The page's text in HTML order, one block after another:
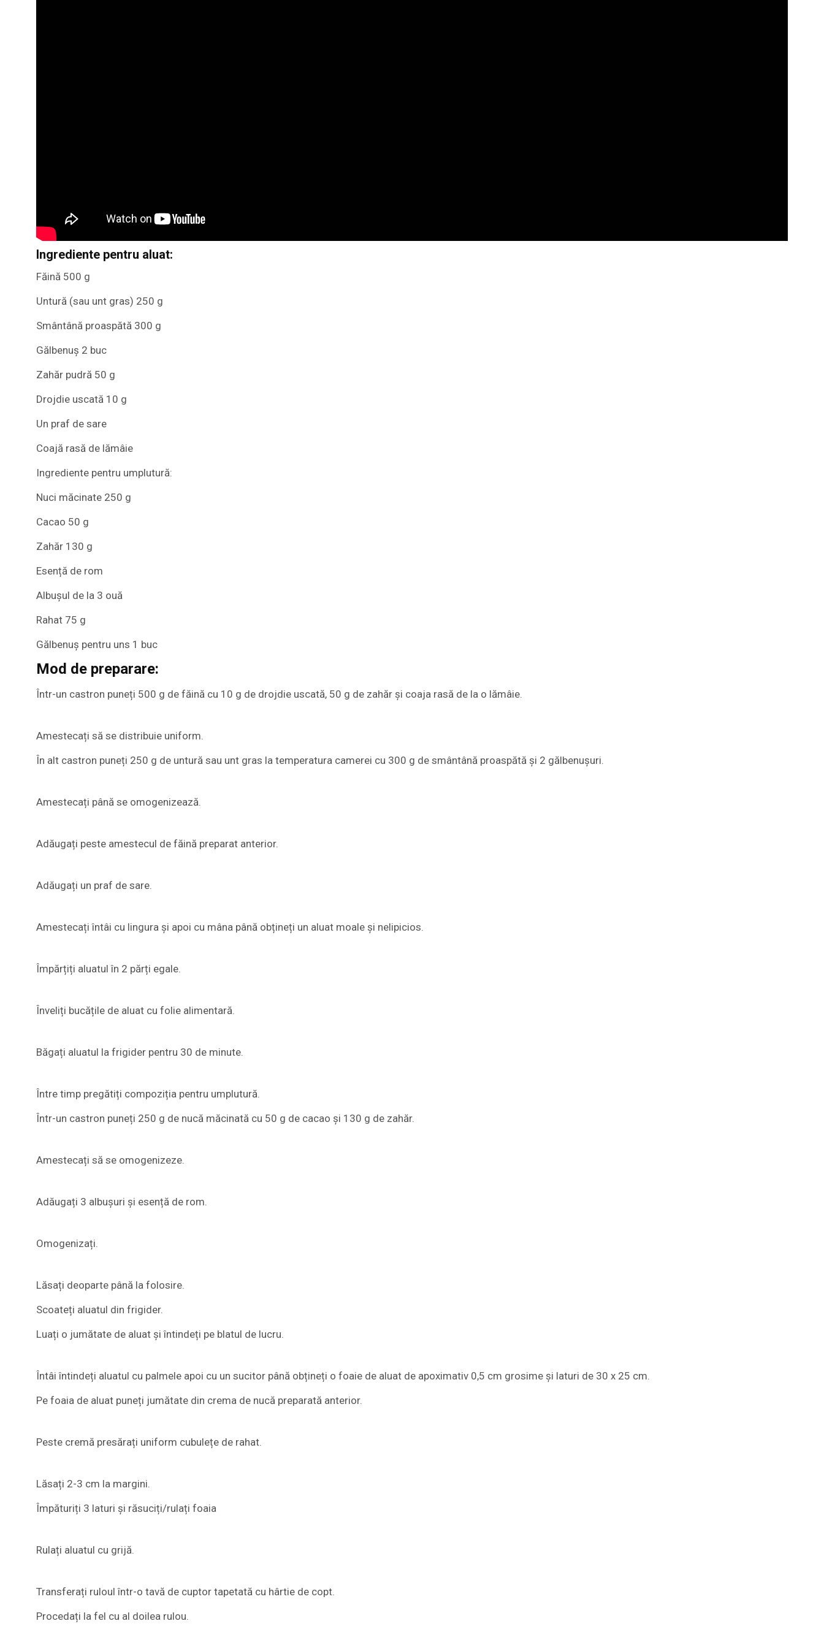
Ingrediente pentru aluat:
Făină 500 g
Untură (sau unt gras) 250 g
Smântână proaspătă 300 g
Gălbenuș 2 buc
Zahăr pudră 50 g
Drojdie uscată 10 g
Un praf de sare
Coajă rasă de lămâie
Ingrediente pentru umplutură:
Nuci măcinate 250 g
Cacao 50 g
Zahăr 130 g
Esență de rom
Albușul de la 3 ouă
Rahat 75 g
Gălbenuș pentru uns 1 buc
Mod de preparare:
Într-un castron puneți 500 g de făină cu 10 g de drojdie uscată, 50 g de zahăr și coaja rasă de la o lămâie.
Amestecați să se distribuie uniform.
În alt castron puneți 250 g de untură sau unt gras la temperatura camerei cu 300 g de smântână proaspătă și 2 gălbenușuri.
Amestecați până se omogenizează.
Adăugați peste amestecul de făină preparat anterior.
Adăugați un praf de sare.
Amestecați întâi cu lingura și apoi cu mâna până obțineți un aluat moale și nelipicios.
Împărțiți aluatul în 2 părți egale.
Înveliți bucățile de aluat cu folie alimentară.
Băgați aluatul la frigider pentru 30 de minute.
Între timp pregătiți compoziția pentru umplutură.
Într-un castron puneți 250 g de nucă măcinată cu 50 g de cacao și 130 g de zahăr.
Amestecați să se omogenizeze.
Adăugați 3 albușuri și esență de rom.
Omogenizați.
Lăsați deoparte până la folosire.
Scoateți aluatul din frigider.
Luați o jumătate de aluat și întindeți pe blatul de lucru.
Întâi întindeți aluatul cu palmele apoi cu un sucitor până obțineți o foaie de aluat de apoximativ 0,5 cm grosime și laturi de 30 x 25 cm.
Pe foaia de aluat puneți jumătate din crema de nucă preparată anterior.
Peste cremă presărați uniform cubulețe de rahat.
Lăsați 2-3 cm la margini.
Împăturiți 3 laturi și răsuciți/rulați foaia
Rulați aluatul cu grijă.
Transferați ruloul într-o tavă de cuptor tapetată cu hârtie de copt.
Procedați la fel cu al doilea rulou.